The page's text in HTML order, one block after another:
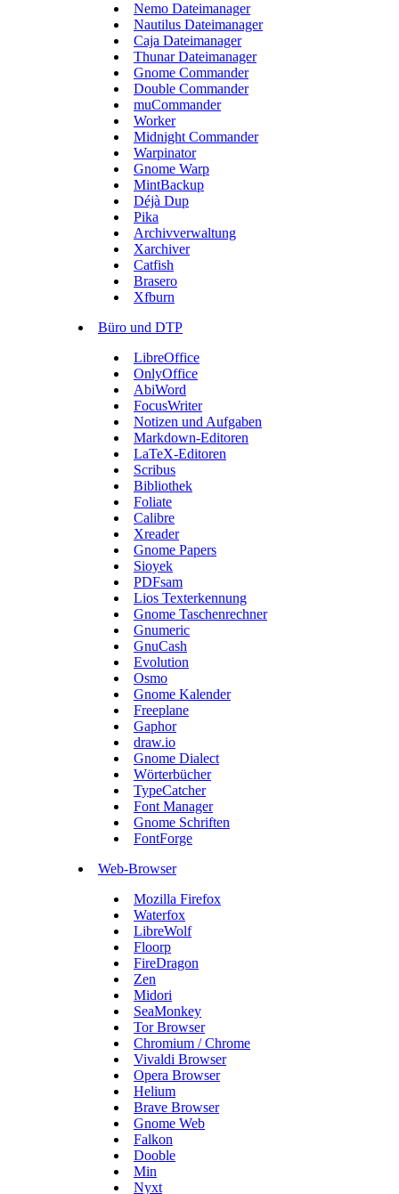
Nemo Dateimanager
Nautilus Dateimanager
Caja Dateimanager
Thunar Dateimanager
Gnome Commander
Double Commander
muCommander
Worker
Midnight Commander
Warpinator
Gnome Warp
MintBackup
Déjà Dup
Pika
Archivverwaltung
Xarchiver
Catfish
Brasero
Xfburn
Büro und DTP
LibreOffice
OnlyOffice
AbiWord
FocusWriter
Notizen und Aufgaben
Markdown-Editoren
LaTeX-Editoren
Scribus
Bibliothek
Foliate
Calibre
Xreader
Gnome Papers
Sioyek
PDFsam
Lios Texterkennung
Gnome Taschenrechner
Gnumeric
GnuCash
Evolution
Osmo
Gnome Kalender
Freeplane
Gaphor
draw.io
Gnome Dialect
Wörterbücher
TypeCatcher
Font Manager
Gnome Schriften
FontForge
Web-Browser
Mozilla Firefox
Waterfox
LibreWolf
Floorp
FireDragon
Zen
Midori
SeaMonkey
Tor Browser
Chromium / Chrome
Vivaldi Browser
Opera Browser
Helium
Brave Browser
Gnome Web
Falkon
Dooble
Min
Nyxt